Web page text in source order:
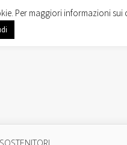
Per maggiori informazioni